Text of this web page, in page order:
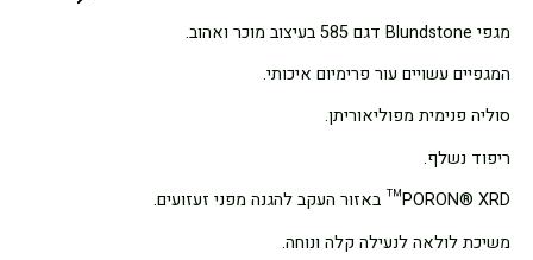
מגפי Blundstone דגם 585 בעיצוב מוכר ואהוב.
המגפיים עשויים עור פרימיום איכותי.
סוליה פנימית מפוליאוריתן.
ריפוד נשלף.
PORON® XRD™ באזור העקב להגנה מפני זעזועים.
משיכת לולאה לנעילה קלה ונוחה.